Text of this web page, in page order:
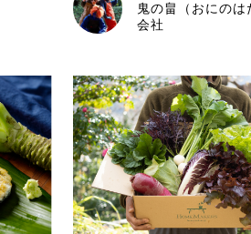
鬼の畠（おにのは
会社